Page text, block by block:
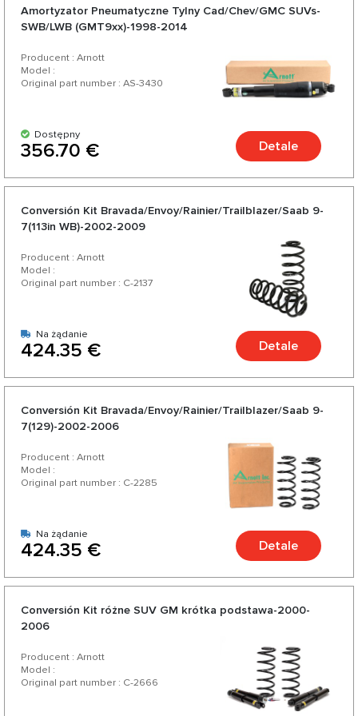
Amortyzator Pneumatyczne Tylny Cad/Chev/GMC SUVs-
SWB/LWB (GMT9xx)-1998-2014
Producent : Arnott
Model :
Original part number : AS-3430
Dostępny
356.70 € Detale
Conversión Kit Bravada/Envoy/Rainier/Trailblazer/Saab 9-
7(113in WB)-2002-2009
Producent : Arnott
Model :
Original part number : C-2137
Na żądanie
424.35 € Detale
Conversión Kit Bravada/Envoy/Rainier/Trailblazer/Saab 9-
7(129)-2002-2006
Producent : Arnott
Model :
Original part number : C-2285
Na żądanie
424.35 € Detale
Conversión Kit różne SUV GM krótka podstawa-2000-
2006
Producent : Arnott
Model :
Original part number : C-2666